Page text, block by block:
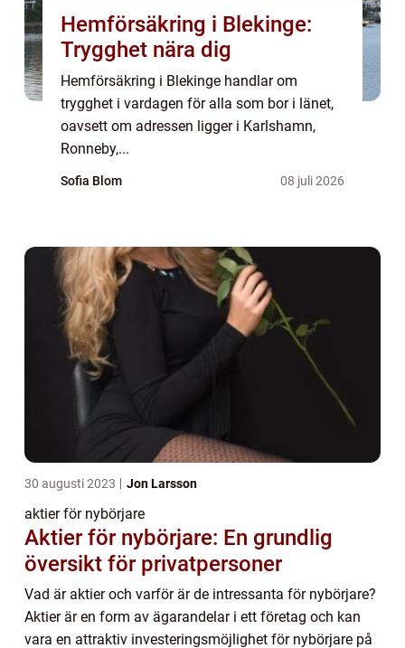
Hemförsäkring i Blekinge:
Trygghet nära dig
Hemförsäkring i Blekinge handlar om
trygghet i vardagen för alla som bor i länet,
oavsett om adressen ligger i Karlshamn,
Ronneby,...
Sofia Blom 08 juli 2026
30 augusti 2023 Jon Larsson
aktier för nybörjare
Aktier för nybörjare: En grundlig
översikt för privatpersoner
Vad är aktier och varför är de intressanta för nybörjare?
Aktier är en form av ägarandelar i ett företag och kan
vara en attraktiv investeringsmöjlighet för nybörjare på